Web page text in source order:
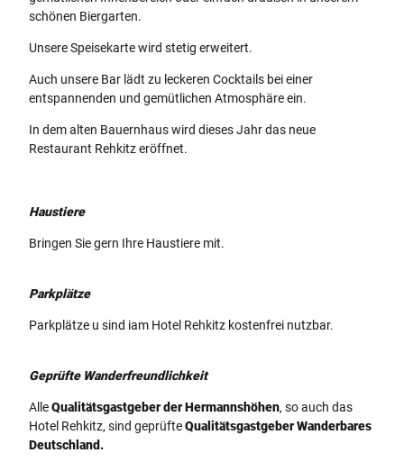
schönen Biergarten.
Unsere Speisekarte wird stetig erweitert.
Auch unsere Bar lädt zu leckeren Cocktails bei einer
entspannenden und gemütlichen Atmosphäre ein.
In dem alten Bauernhaus wird dieses Jahr das neue
Restaurant Rehkitz eröffnet.
Haustiere
Bringen Sie gern Ihre Haustiere mit.
Parkplätze
Parkplätze u sind iam Hotel Rehkitz kostenfrei nutzbar.
Geprüfte Wanderfreundlichkeit
AlleQualitätsgastgeber der Hermannshöhen, so auch das
Hotel Rehkitz, sind geprüfteQualitätsgastgeber Wanderbares
Deutschland.